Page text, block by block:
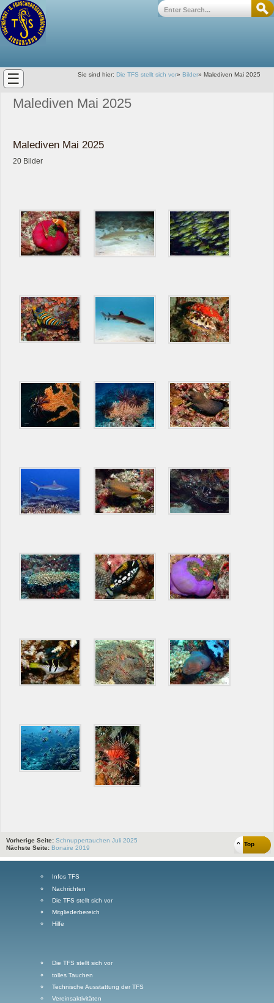
☰ Sie sind hier: Die TFS stellt sich vor» Bilder»Malediven Mai 2025
Malediven Mai 2025
Malediven Mai 2025
20 Bilder
^ Top
Vorherige Seite: Schnuppertauchen Juli 2025
Nächste Seite: Bonaire 2019
Infos TFS
Nachrichten
Die TFS stellt sich vor
Mitgliederbereich
Hilfe
Die TFS stellt sich vor
tolles Tauchen
Technische Ausstattung der TFS
Vereinsaktivitäten